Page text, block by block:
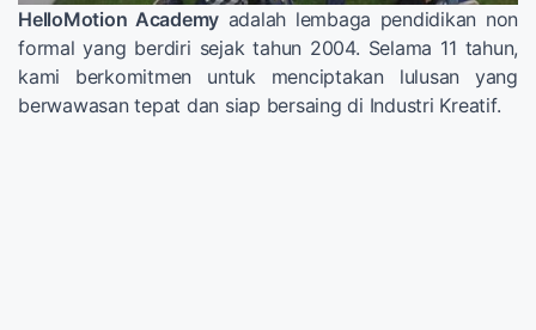
HelloMotion Academy adalah lembaga pendidikan non
formal yang berdiri sejak tahun 2004. Selama 11 tahun,
kami berkomitmen untuk menciptakan lulusan yang
berwawasan tepat dan siap bersaing di Industri Kreatif.